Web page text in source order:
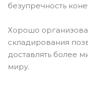
безупречность
Хорошо
складирования
доставлять более
миру.